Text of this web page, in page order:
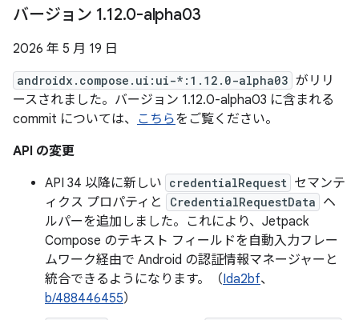
バージョン 1.12.0-alpha03
2026 年 5 月 19 日
androidx.compose.ui:ui-*:1.12.0-alpha03 がリリ
ースされました。バージョン 1.12.0-alpha03 に含まれる
commit については、 こちらをご覧ください。
API の変更
API 34 以降に新しい credentialRequest セマンテ
ィクス プロパティと
CredentialRequestData ヘ
ルパーを追加しました。これにより、Jetpack
Compose のテキスト フィールドを自動入力フレー
ムワーク経由で Android の認証情報マネージャーと
統合できるようになります。（Ida2bf、
b/488446455）